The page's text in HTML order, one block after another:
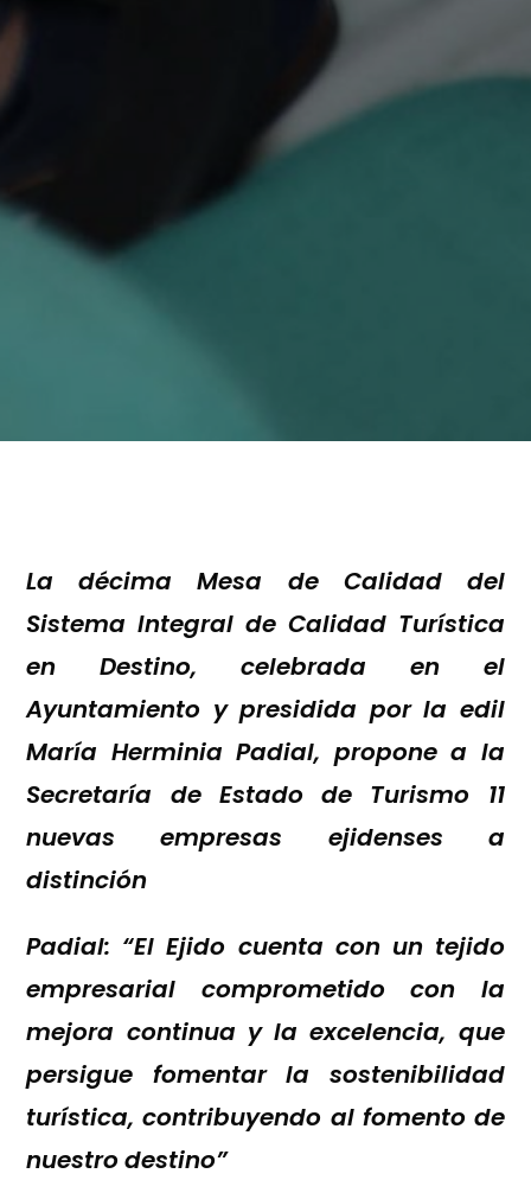
La décima Mesa de Calidad del
Sistema Integral de Calidad Turística
en Destino, celebrada en el
Ayuntamiento y presidida por la edil
María Herminia Padial, propone a la
Secretaría de Estado de Turismo 11
nuevas empresas ejidenses a
distinción
Padial: “El Ejido cuenta con un tejido
empresarial comprometido con la
mejora continua y la excelencia, que
persigue fomentar la sostenibilidad
turística, contribuyendo al fomento de
nuestro destino”